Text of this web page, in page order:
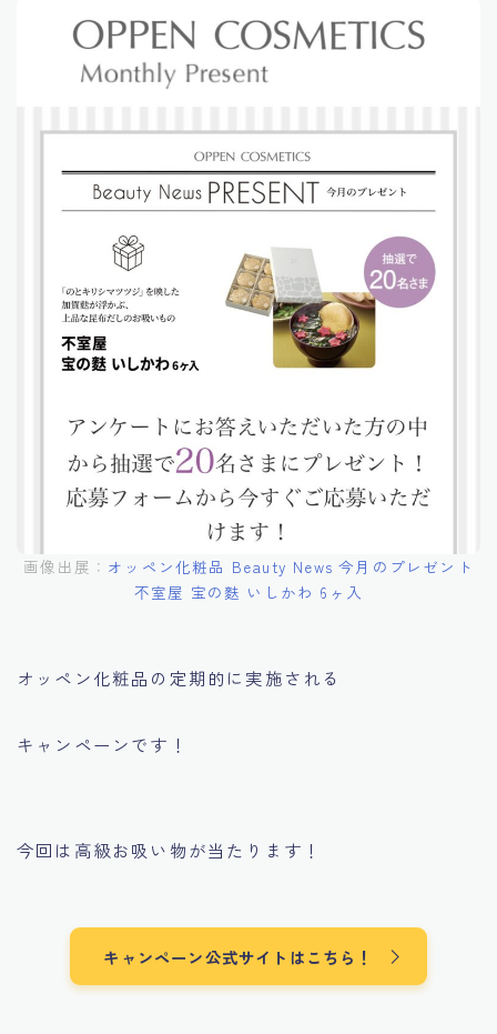
画像出展： オッペン化粧品 Beauty News 今月のプレゼント
不室屋 宝の麩 いしかわ 6ヶ入
オッペン化粧品の定期的に実施される
キャンペーンです！
今回は高級お吸い物が当たります！
キャンペーン公式サイトはこちら！